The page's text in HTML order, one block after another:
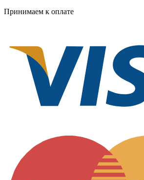
Принимаем к оплате